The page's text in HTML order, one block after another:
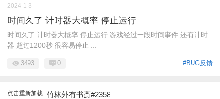
2024-1-3
时间久了 计时器大概率 停止运行
时间久了 计时器大概率 停止运行 游戏经过一段时间事件 还有计时
器 超过1200秒 很容易停止 ...
#BUG反馈
3493 0
点击重新加载 竹林外有书斎#2358